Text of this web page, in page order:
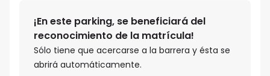
¡En este parking, se beneficiará del
reconocimiento de la matrícula!
Sólo tiene que acercarse a la barrera y ésta se
abrirá automáticamente.